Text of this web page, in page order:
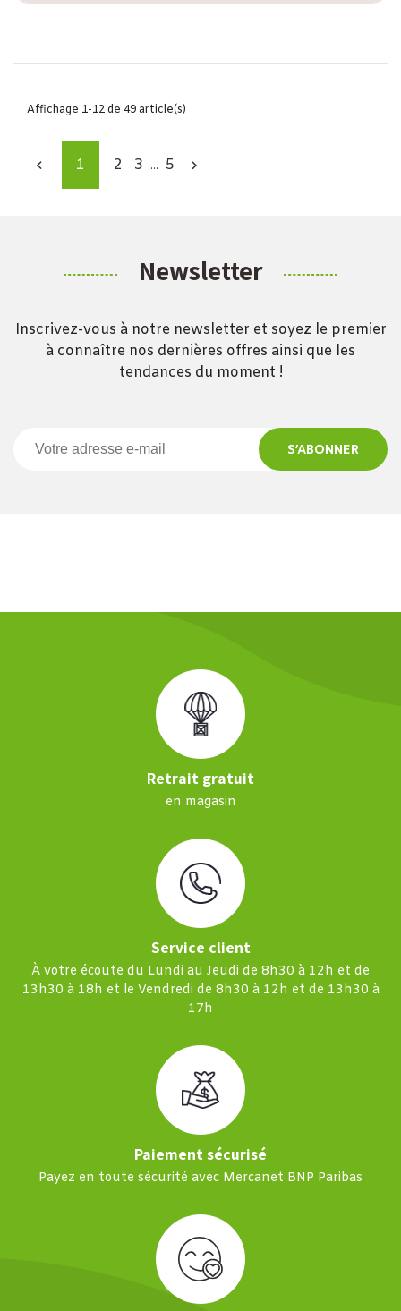
Affichage 1-12 de 49 article(s)
 1 2 3 … 5 
Newsletter
Inscrivez-vous à notre newsletter et soyez le premier
à connaître nos dernières offres ainsi que les
tendances du moment !
S’ABONNER
Retrait gratuit
en magasin
Service client
À votre écoute du Lundi au Jeudi de 8h30 à 12h et de
13h30 à 18h et le Vendredi de 8h30 à 12h et de 13h30 à
17h
Paiement sécurisé
Payez en toute sécurité avec Mercanet BNP Paribas